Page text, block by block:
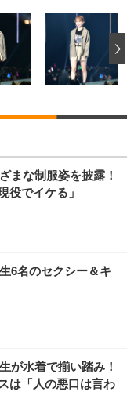
テレワーク 疲れな
パクト 約105度ロッ
座面昇降 強化ナイロ
在宅ワーク H-WY01
デスクチェア メッシ
ック
チェア 疲れない テレ
30度ロッキング機
度跳ね上げ式アーム
(ブラック)
ェア 疲れない テレ
30度ロッキング機
度跳ね上げ式アーム
(ホワイト)
クチェア 肘なし メ
付き 腰サポート ガ
モニター | FlexScan
USB Type-C・ホワ
モニター | FlexScan
ー DualSense 充電
インチ 液晶モニタ
光沢 HDMI/DisplayP
整 スイベル VESA対
】GRAPHT THE S
Essential ゲーミン
ツ 薄型 レギュラー 1
枚
ツ 厚型 ワイド 42枚
トブルー)
L 中型犬用 26枚入
ク) 【Amazon.co.jp
ーヤマ ペットシーツ
1) (ケース販売)
超厚型 お徳用 レギ
まな制服姿を披露！
役でイケる」
6名のセクシー＆キ
が水着で揃い踏み！
は「人の悪口は言わ